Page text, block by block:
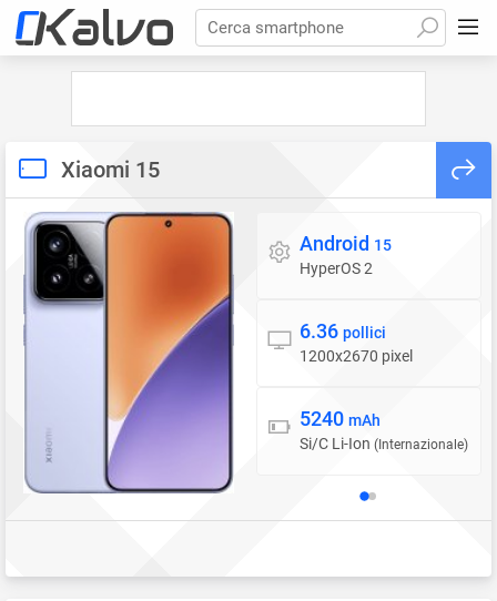
Cerca smartphone
Xiaomi 15
Sistema operativo
Android 15
HyperOS 2
Display
6.36 pollici
1200x2670 pixel
Batteria
5240 mAh
Si/C Li-Ion (Internazionale)